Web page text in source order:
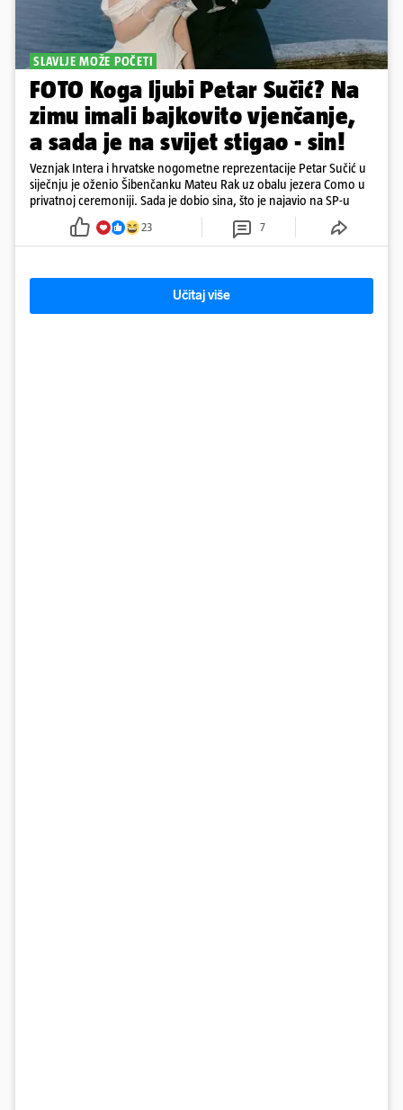
SLAVLJE MOŽE POČETI
FOTO Koga ljubi Petar Sučić? Na
zimu imali bajkovito vjenčanje,
a sada je na svijet stigao - sin!
Veznjak Intera i hrvatske nogometne reprezentacije Petar Sučić u
siječnju je oženio Šibenčanku Mateu Rak uz obalu jezera Como u
privatnoj ceremoniji. Sada je dobio sina, što je najavio na SP-u
23 7
Učitaj više